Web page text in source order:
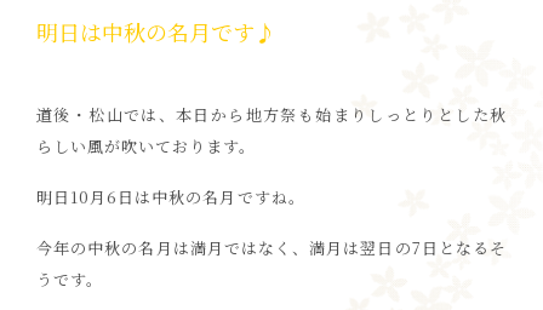
明日は中秋の名月です♪
道後・松山では、本日から地方祭も始まりしっとりとした秋
らしい風が吹いております。
明日10月6日は中秋の名月ですね。
今年の中秋の名月は満月ではなく、満月は翌日の7日となるそ
うです。